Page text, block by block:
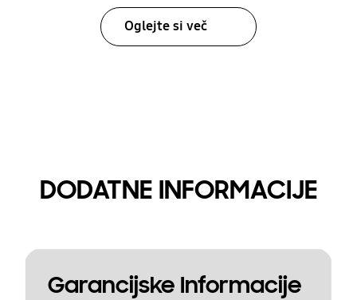
Oglejte si več
DODATNE INFORMACIJE
Garancijske Informacije